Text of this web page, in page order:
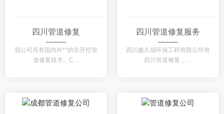
四川管道修复
我公司具有国内外**的非开挖管
道修复技术。C…
四川管道修复服务
四川鑫久福环保工程有限公司有
四川管道修复，…